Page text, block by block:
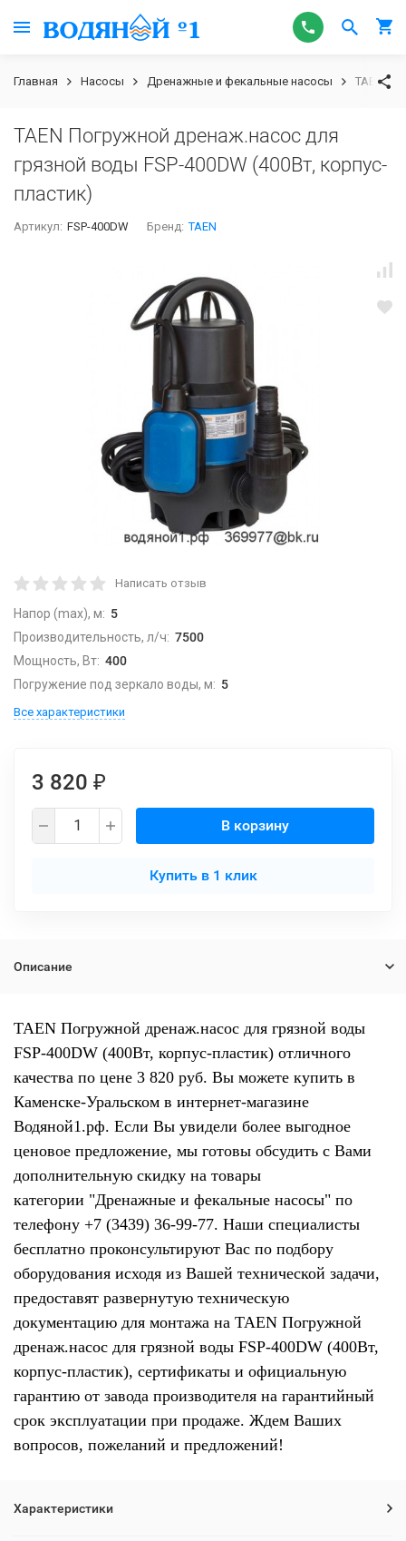
Главная Насосы Дренажные и фекальные насосы TAEN
TAEN Погружной дренаж.насос для
грязной воды FSP-400DW (400Вт, корпус-
пластик)
Артикул: FSP-400DW Бренд: TAEN
Написать отзыв
Напор (max), м: 5
Производительность, л/ч: 7500
Мощность, Вт: 400
Погружение под зеркало воды, м: 5
Все характеристики
3 820 ₽
В корзину
Купить в 1 клик
Описание
TAEN Погружной дренаж.насос для грязной воды
FSP-400DW (400Вт, корпус-пластик) отличного
качества по цене 3 820 руб. Вы можете купить в
Каменске-Уральском в интернет-магазине
Водяной1.рф. Если Вы увидели более выгодное
ценовое предложение, мы готовы обсудить с Вами
дополнительную скидку на товары
категории "Дренажные и фекальные насосы" по
телефону +7 (3439) 36-99-77. Наши специалисты
бесплатно проконсультируют Вас по подбору
оборудования исходя из Вашей технической задачи,
предоставят развернутую техническую
документацию для монтажа на TAEN Погружной
дренаж.насос для грязной воды FSP-400DW (400Вт,
корпус-пластик), сертификаты и официальную
гарантию от завода производителя на гарантийный
срок эксплуатации при продаже. Ждем Ваших
вопросов, пожеланий и предложений!
Характеристики